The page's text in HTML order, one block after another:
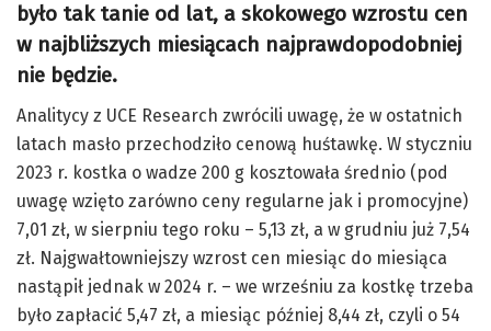
było tak tanie od lat, a skokowego wzrostu cen
w najbliższych miesiącach najprawdopodobniej
nie będzie.
Analitycy z UCE Research zwrócili uwagę, że w ostatnich
latach masło przechodziło cenową huśtawkę. W styczniu
2023 r. kostka o wadze 200 g kosztowała średnio (pod
uwagę wzięto zarówno ceny regularne jak i promocyjne)
7,01 zł, w sierpniu tego roku – 5,13 zł, a w grudniu już 7,54
zł. Najgwałtowniejszy wzrost cen miesiąc do miesiąca
nastąpił jednak w 2024 r. – we wrześniu za kostkę trzeba
było zapłacić 5,47 zł, a miesiąc później 8,44 zł, czyli o 54